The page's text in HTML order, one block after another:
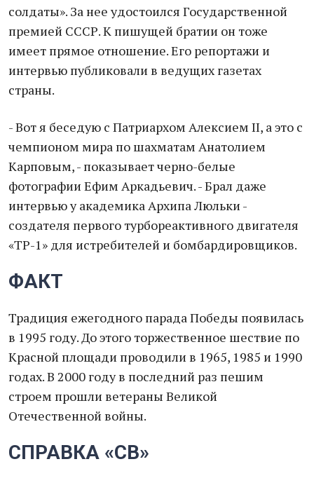
солдаты». За нее удостоился Государственной
премией СССР. К пишущей братии он тоже
имеет прямое отношение. Его репортажи и
интервью публиковали в ведущих газетах
страны.
- Вот я беседую с Патриархом Алексием II, а это с
чемпионом мира по шахматам Анатолием
Карповым, - показывает черно-белые
фотографии Ефим Аркадьевич. - Брал даже
интервью у академика Архипа Люльки -
создателя первого турбореактивного двигателя
«ТР-1» для истребителей и бомбардировщиков.
ФАКТ
Традиция ежегодного парада Победы появилась
в 1995 году. До этого торжественное шествие по
Красной площади проводили в 1965, 1985 и 1990
годах. В 2000 году в последний раз пешим
строем прошли ветераны Великой
Отечественной войны.
СПРАВКА «СВ»